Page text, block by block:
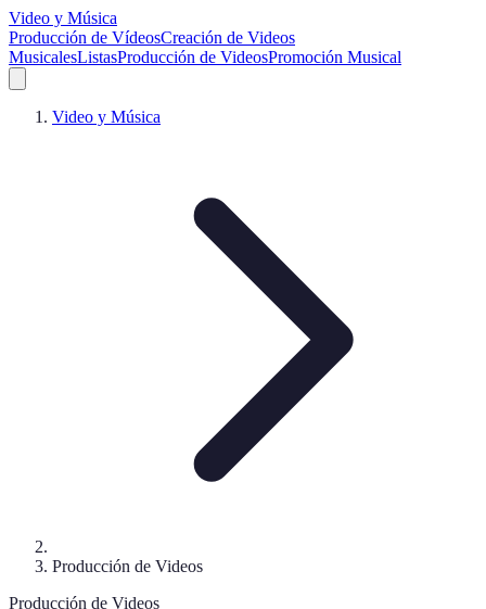
Video y Música
Producción de VídeosCreación de Videos
MusicalesListasProducción de VideosPromoción Musical
Video y Música
Producción de Videos
Producción de Videos